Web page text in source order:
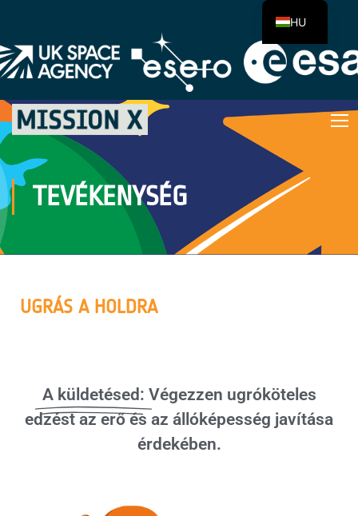
TEVÉKENYSÉG
UGRÁS A HOLDRA
A küldetésed: Végezzen ugróköteles
edzést az erő és az állóképesség javítása
érdekében.
HU